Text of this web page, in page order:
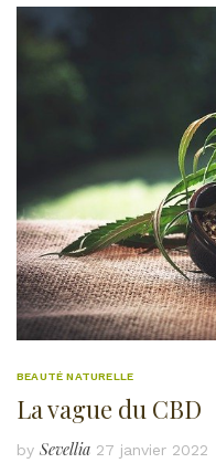
BEAUTÉ NATURELLE
La vague du CBD
by Sevellia 27 janvier 2022